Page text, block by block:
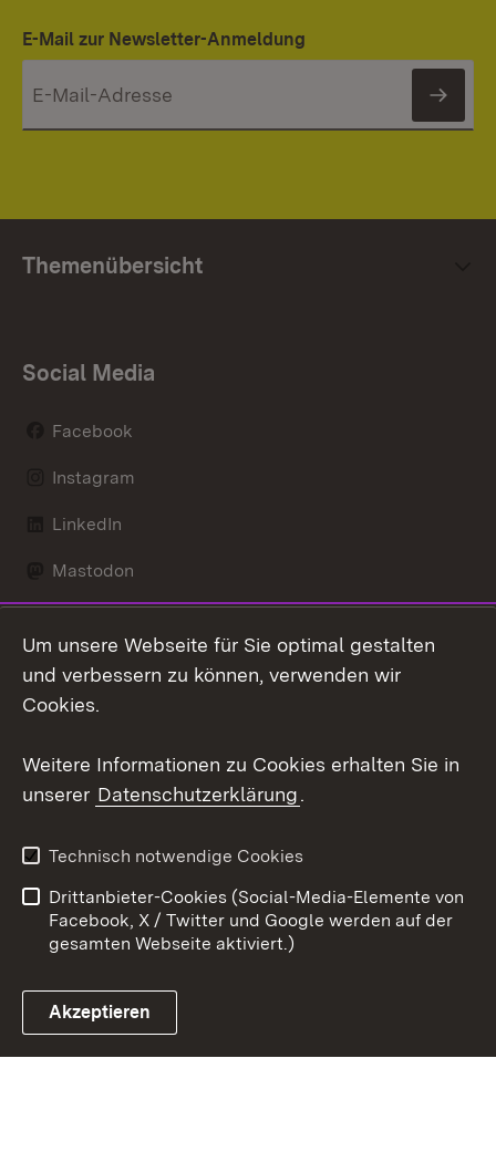
E-Mail zur Newsletter-Anmeldung
Themenübersicht
Social Media
Facebook
Instagram
LinkedIn
Mastodon
X / Twitter
Youtube
Link zum Landesportal
Kontakt
Datenschutz
Barrierefreiheit
Impressum Cookies
Um unsere Webseite für Sie optimal gestalten
und verbessern zu können, verwenden wir
Cookies.
Weitere Informationen zu Cookies erhalten Sie in
unserer Datenschutzerklärung.
Technisch notwendige Cookies
Drittanbieter-Cookies (Social-Media-Elemente von
Facebook, X / Twitter und Google werden auf der
gesamten Webseite aktiviert.)
Akzeptieren